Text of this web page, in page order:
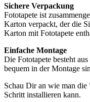
Sichere Verpackung
Fototapete ist
Karton verpackt, der die
Karton mit Fototapete
Einfache Montage
Die Fototapete besteht
bequem in der Montage
Schau Dir an wie man
Schritt installieren kann.